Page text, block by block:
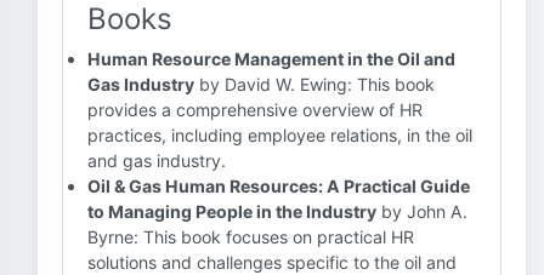
Books
Human Resource Management in the Oil and
Gas Industry by David W. Ewing: This book
provides a comprehensive overview of HR
practices, including employee relations, in the oil
and gas industry.
Oil & Gas Human Resources: A Practical Guide
to Managing People in the Industry by John A.
Byrne: This book focuses on practical HR
solutions and challenges specific to the oil and